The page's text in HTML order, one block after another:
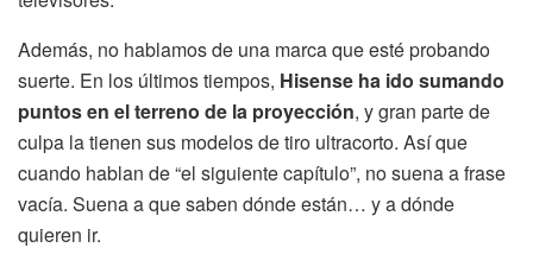
Además, no hablamos de una marca que esté probando
suerte. En los últimos tiempos, Hisense ha ido sumando
puntos en el terreno de la proyección, y gran parte de
culpa la tienen sus modelos de tiro ultracorto. Así que
cuando hablan de “el siguiente capítulo”, no suena a frase
vacía. Suena a que saben dónde están… y a dónde
quieren ir.